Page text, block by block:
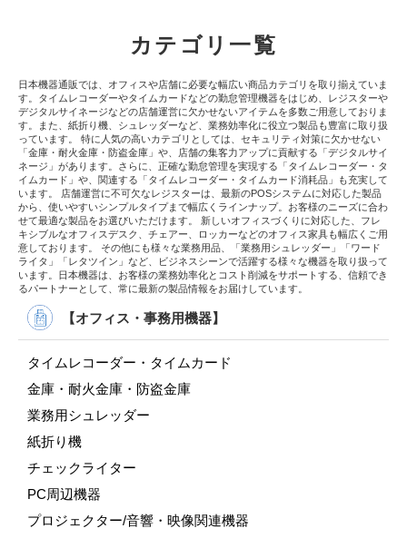
カテゴリ一覧
日本機器通販では、オフィスや店舗に必要な幅広い商品カテゴリを取り揃えていま
す。タイムレコーダーやタイムカードなどの勤怠管理機器をはじめ、レジスターや
デジタルサイネージなどの店舗運営に欠かせないアイテムを多数ご用意しておりま
す。また、紙折り機、シュレッダーなど、業務効率化に役立つ製品も豊富に取り扱
っています。 特に人気の高いカテゴリとしては、セキュリティ対策に欠かせない
「金庫・耐火金庫・防盗金庫」や、店舗の集客力アップに貢献する「デジタルサイ
ネージ」があります。さらに、正確な勤怠管理を実現する「タイムレコーダー・タ
イムカード」や、関連する「タイムレコーダー・タイムカード消耗品」も充実して
います。 店舗運営に不可欠なレジスターは、最新のPOSシステムに対応した製品
から、使いやすいシンプルタイプまで幅広くラインナップ。お客様のニーズに合わ
せて最適な製品をお選びいただけます。 新しいオフィスづくりに対応した、フレ
キシブルなオフィスデスク、チェアー、ロッカーなどのオフィス家具も幅広くご用
意しております。 その他にも様々な業務用品、「業務用シュレッダー」「ワード
ライタ」「レタツイン」など、ビジネスシーンで活躍する様々な機器を取り扱って
います。日本機器は、お客様の業務効率化とコスト削減をサポートする、信頼でき
るパートナーとして、常に最新の製品情報をお届けしています。
【オフィス・事務用機器】
タイムレコーダー・タイムカード
金庫・耐火金庫・防盗金庫
業務用シュレッダー
紙折り機
チェックライター
PC周辺機器
プロジェクター/音響・映像関連機器